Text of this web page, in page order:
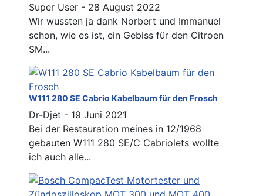
Super User - 28 August 2022
Wir wussten ja dank Norbert und Immanuel
schon, wie es ist, ein Gebiss für den Citroen
SM...
W111 280 SE Cabrio Kabelbaum für den Frosch
Dr-Djet - 19 Juni 2021
Bei der Restauration meines in 12/1968
gebauten W111 280 SE/C Cabriolets wollte
ich auch alle...